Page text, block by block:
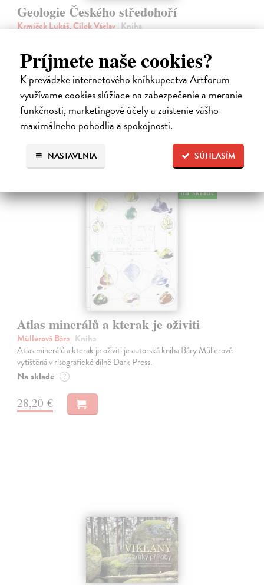
Príjmete naše cookies?
K prevádzke internetového kníhkupectva Artforum
využívame cookies slúžiace na zabezpečenie a meranie
funkčnosti, marketingové účely a zaistenie vášho
maximálneho pohodlia a spokojnosti.
SÚHLASÍM
NASTAVENIA
Geologie Českého středohoří
Krmíček Lukáš, Cílek Václav| Kniha
izolovaných sopečných výskytů v jeho okolí. Hlavní důraz monografie
je kladen na…
Predpredaj, vychádza 12.8.2026, zasielame do 7 dní od
vydania
35,92 €
na sklade
Atlas minerálů a kterak je oživiti
Müllerová Bára| Kniha
Atlas minerálů a kterak je oživiti je autorská kniha Báry Müllerové
vytištěná v risografické dílně Dark Press.
Na sklade ?
28,20 €